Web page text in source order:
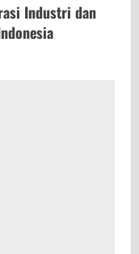
Industri dan